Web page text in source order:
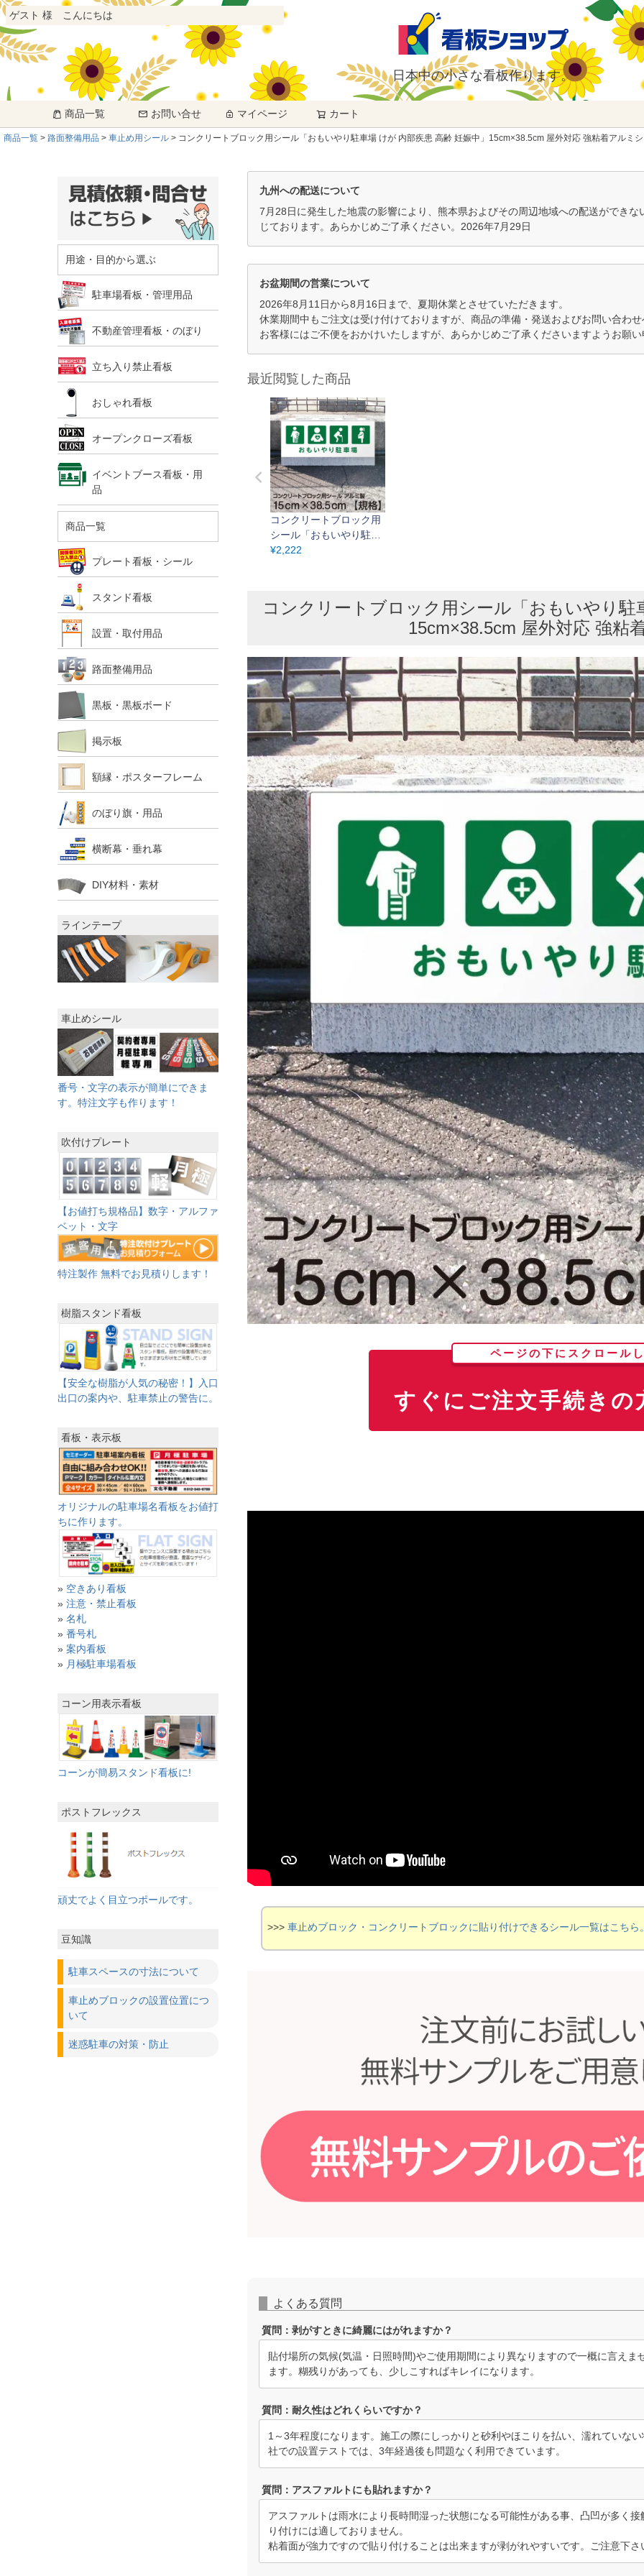
ゲスト 様 こんにちは
日本中の小さな看板作ります。
商品一覧 お問い合せ マイページ カート
商品一覧 路面整備用品 車止め用シール コンクリートブロック用シール「おもいやり駐車場 けが 内部疾患 高齢 妊娠中」15cm×38.5cm 屋外対応 強粘着アルミ
用途・目的から選ぶ
駐車場看板・管理用品
不動産管理看板・のぼり
立ち入り禁止看板
おしゃれ看板
オープンクローズ看板
イベントブース看板・用
品
商品一覧
プレート看板・シール
スタンド看板
設置・取付用品
路面整備用品
黒板・黒板ボード
掲示板
額縁・ポスターフレーム
のぼり旗・用品
横断幕・垂れ幕
DIY材料・素材
ラインテープ
車止めシール
番号・文字の表示が簡単にできま
す。特注文字も作ります！
吹付けプレート
【お値打ち規格品】数字・アルファ
ベット・文字
特注製作 無料でお見積りします！
樹脂スタンド看板
【安全な樹脂が人気の秘密！】入口
出口の案内や、駐車禁止の警告に。
看板・表示板
オリジナルの駐車場名看板をお値打
ちに作ります。
» 空きあり看板
» 注意・禁止看板
» 名札
» 番号札
» 案内看板
» 月極駐車場看板
コーン用表示看板
コーンが簡易スタンド看板に!
ポストフレックス
頑丈でよく目立つポールです。
豆知識
駐車スペースの寸法について
車止めブロックの設置位置につ
いて
迷惑駐車の対策・防止
九州への配送について
7月28日に発生した地震の影響により、熊本県およびその周辺地域への配送ができ
じております。あらかじめご了承ください。2026年7月29日
お盆期間の営業について
2026年8月11日から8月16日まで、夏期休業とさせていただきます。
休業期間中もご注文は受け付けておりますが、商品の準備・発送およびお問い合わ
お客様にはご不便をおかけいたしますが、あらかじめご了承くださいますようお願
最近閲覧した商品
コンクリートブロック用
シール「おもいやり駐車
場 けが 内部疾患 高齢 妊
¥2,222
コンクリートブロック用シール「おもいやり駐
15cm×38.5cm 屋外対応 強粘
ページの下にスクロール
すぐにご注文手続き
>>> 車止めブロック・コンクリートブロックに貼り付けできるシール一覧はこちら
よくある質問
質問：剥がすときに綺麗にはがれますか？
貼付場所の気候(気温・日照時間)やご使用期間により異なりますので一概に言え
ます。糊残りがあっても、少しこすればキレイになります。
質問：耐久性はどれくらいですか？
1～3年程度になります。施工の際にしっかりと砂利やほこりを払い、濡れていな
社での設置テストでは、3年経過後も問題なく利用できています。
質問：アスファルトにも貼れますか？
アスファルトは雨水により長時間湿った状態になる可能性がある事、凸凹が多く
り付けには適しておりません。
粘着面が強力ですので貼り付けることは出来ますが剥がれやすいです。ご注意下さ